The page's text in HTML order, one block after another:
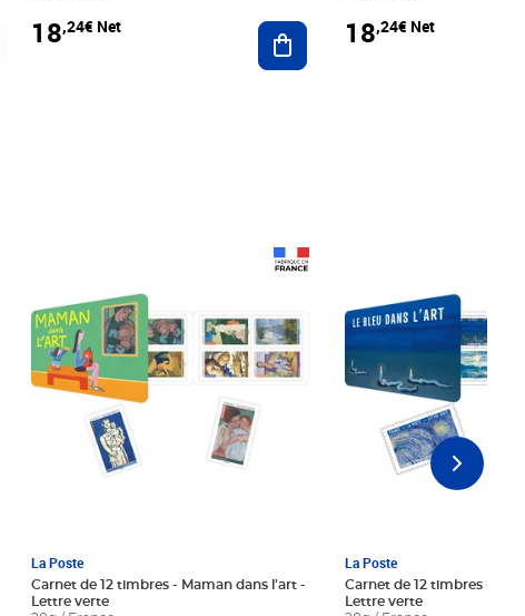
au panier
18,24€ Net Ajouter au panier
18,24€ Net
La Poste
Carnet de 12 timbres - Maman dans l'art -
Lettre verte
La Poste
Carnet de 12 timbres - Le
Lettre verte